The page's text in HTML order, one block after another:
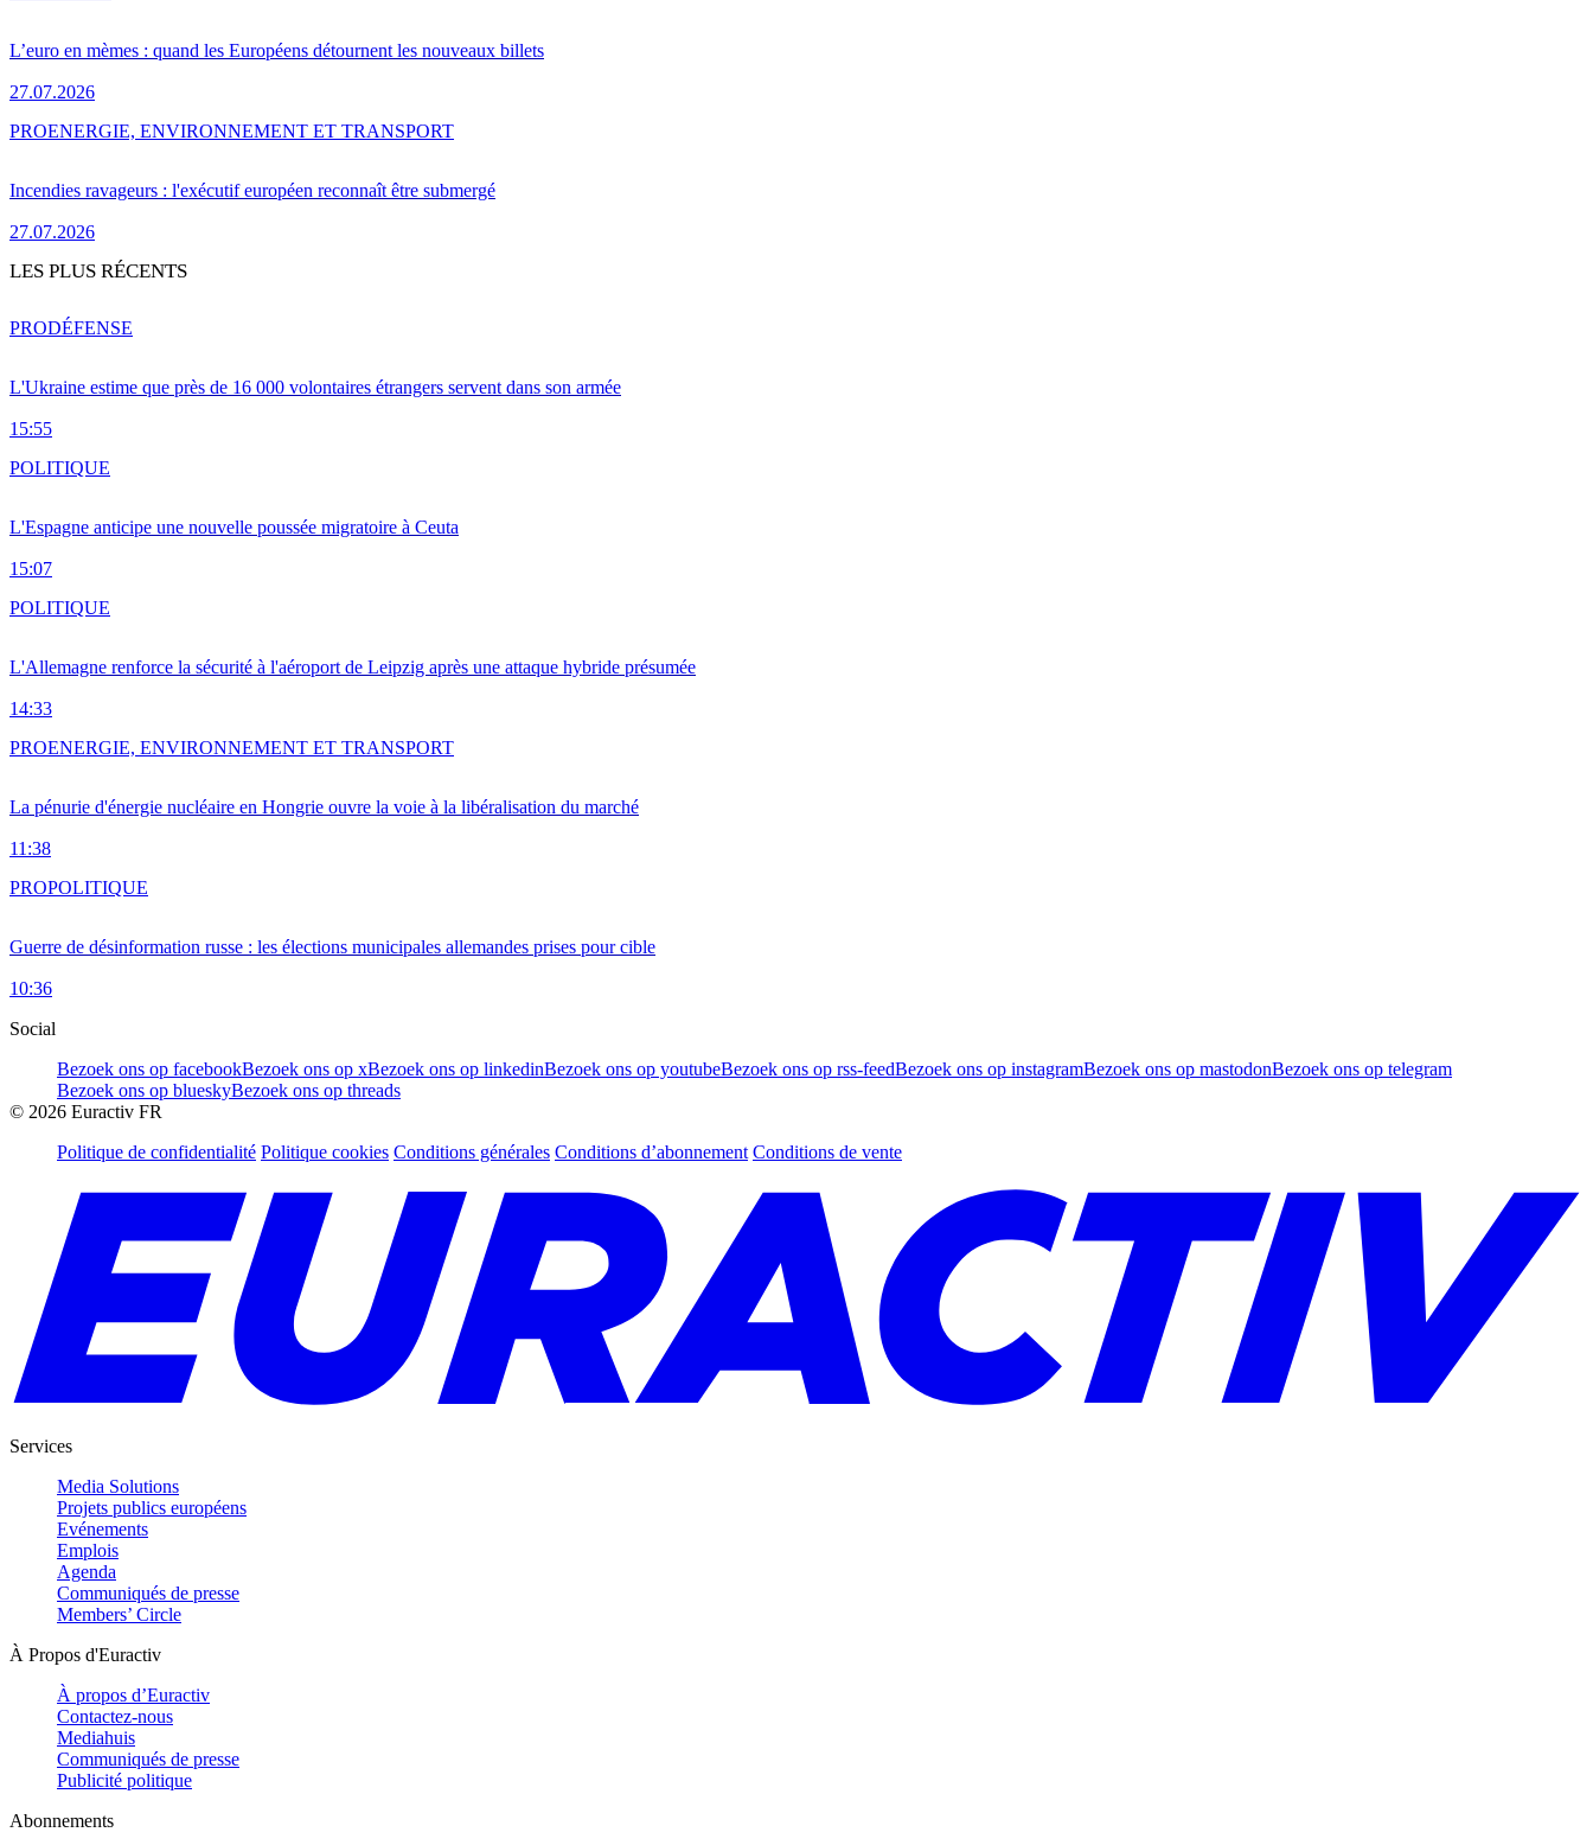
L’euro en mèmes : quand les Européens détournent les nouveaux billets
27.07.2026
Incendies ravageurs : l'exécutif européen reconnaît être submergé
27.07.2026
PROENERGIE, ENVIRONNEMENT ET TRANSPORT
LES PLUS RÉCENTS
L'Ukraine estime que près de 16 000 volontaires étrangers servent dans son armée
15:55
PRODÉFENSE
L'Espagne anticipe une nouvelle poussée migratoire à Ceuta
15:07
POLITIQUE
L'Allemagne renforce la sécurité à l'aéroport de Leipzig après une attaque hybride présumée
14:33
POLITIQUE
La pénurie d'énergie nucléaire en Hongrie ouvre la voie à la libéralisation du marché
11:38
PROENERGIE, ENVIRONNEMENT ET TRANSPORT
Guerre de désinformation russe : les élections municipales allemandes prises pour cible
10:36
PROPOLITIQUE
Social
Bezoek ons op facebookBezoek ons op xBezoek ons op linkedinBezoek ons op youtubeBezoek ons op rss-feedBezoek ons op instagramBezoek ons op mastodonBezoek ons op telegram
Bezoek ons op blueskyBezoek ons op threads
© 2026 Euractiv FR
Politique de confidentialité Politique cookies Conditions générales Conditions d’abonnement Conditions de vente
Services
Media Solutions
Projets publics européens
Evénements
Emplois
Agenda
Communiqués de presse
Members’ Circle
À Propos d'Euractiv
À propos d’Euractiv
Contactez-nous
Mediahuis
Communiqués de presse
Publicité politique
Abonnements